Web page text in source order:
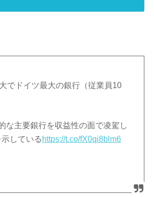
でドイツ最大の銀行（従業員10
な主要銀行を収益性の面で凌駕し
している https://t.co/fX0qi8blm6